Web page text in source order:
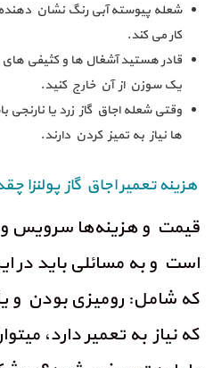
شعله پیوسته آبی رنگ نشان
کار می کند.
قادر هستید آشغال ها و کثیفی های
یک سوزن از آن خارج کنید.
وقتی شعله اجاق گاز زرد یا
ها نیاز به تمیز کردن دارند.
هزینه تعمیر اجاق گاز پولنزا
قیمت و هزینه‌ها سرویس
است و به مسائلی باید
که شامل: رومیزی بودن و
که نیاز به تعمیر دارد،